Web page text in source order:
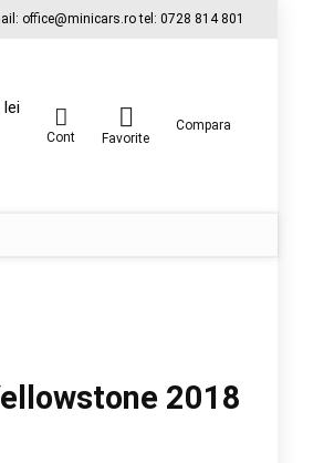
office@minicars.ro tel: 0728 814 801
lei
Cont Favorite
Compara
2018